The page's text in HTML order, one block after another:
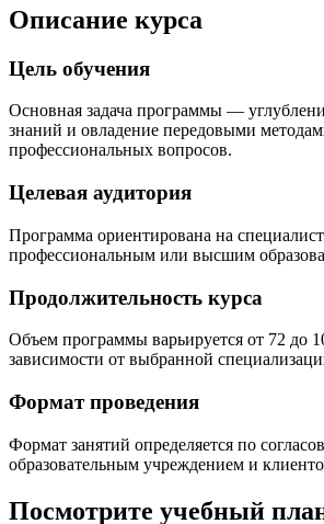
Описание курса
Цель обучения
Основная задача программы —
знаний и овладение передовыми
профессиональных вопросов.
Целевая аудитория
Программа ориентирована на
профессиональным или высшим
Продолжительность курса
Объем программы варьируется от 72 до
зависимости от выбранной
Формат проведения
Формат занятий определяется по
образовательным учреждением и
Посмотрите учебный